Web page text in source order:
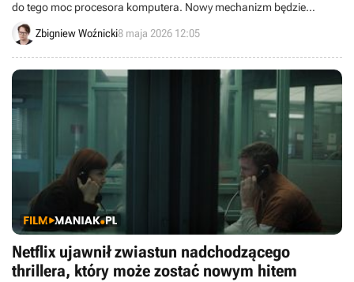
do tego moc procesora komputera. Nowy mechanizm będzie
uruchamiał się przy zadaniach o wysokim priorytecie.
Zbigniew Woźnicki8 maja 2026 12:05
Netflix ujawnił zwiastun nadchodzącego
thrillera, który może zostać nowym hitem